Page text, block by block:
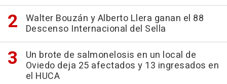
Walter Bouzán y Alberto Llera ganan el 88
Descenso Internacional del Sella
Un brote de salmonelosis en un local de
Oviedo deja 25 afectados y 13 ingresados en
el HUCA